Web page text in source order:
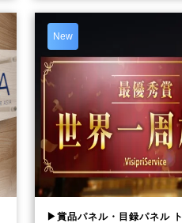
New
▶賞品パネル・目録パネル